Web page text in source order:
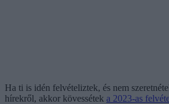
Ha ti is idén felvételiztek, és nem
hírekről, akkor kövessétek a 2023-as